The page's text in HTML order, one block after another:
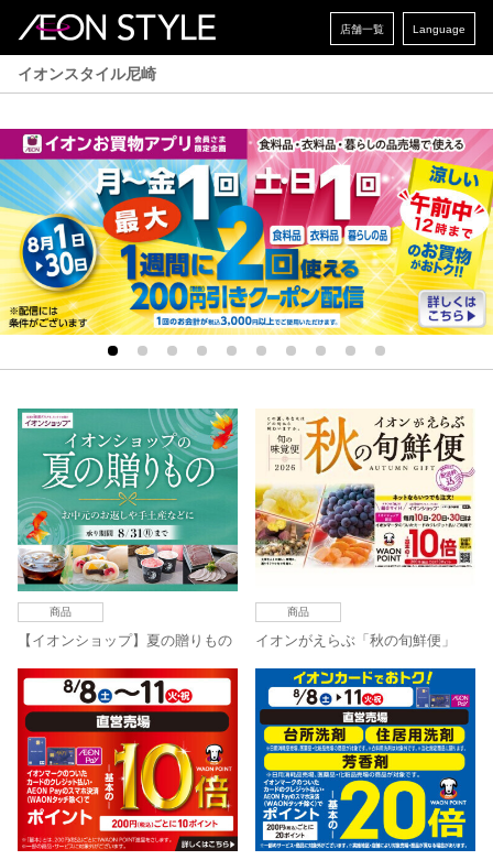
店舗一覧 Language
イオンスタイル尼崎
商品
【イオンショップ】夏の贈りもの
商品
イオンがえらぶ「秋の旬鮮便」